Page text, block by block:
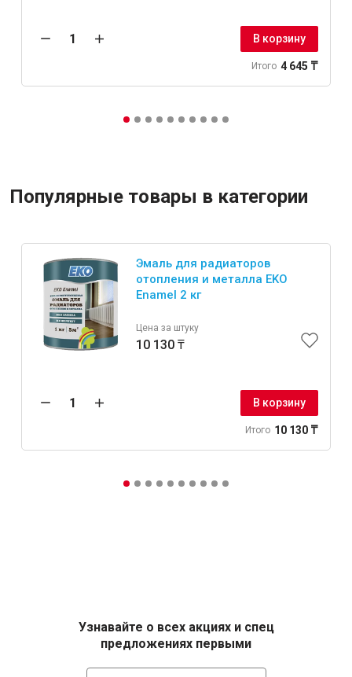
В корзину
Итого 4 645 ₸
Популярные товары в категории
Эмаль для радиаторов
отопления и металла EKO
Enamel 2 кг
Цена за штуку
10 130 ₸
В корзину
Итого 10 130 ₸
Узнавайте о всех акциях и спец
предложениях первыми